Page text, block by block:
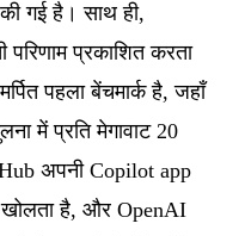
गई है। साथ ही,
प्रकाशित करता
पहला बेंचमार्क है, जहाँ
में प्रति मेगावाट 20
अपनी Copilot app
है, और OpenAI